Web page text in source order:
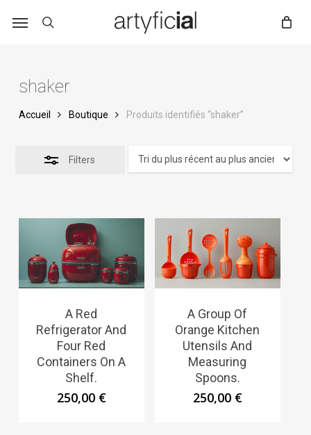
shaker
Accueil Boutique Produits identifiés “shaker”
Filters
A Red
Refrigerator And
Four Red
Containers On A
Shelf.
250,00 €
A Group Of
Orange Kitchen
Utensils And
Measuring
Spoons.
250,00 €